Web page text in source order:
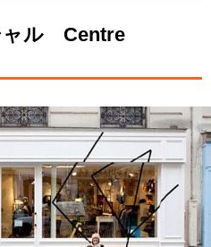
ャル Centre